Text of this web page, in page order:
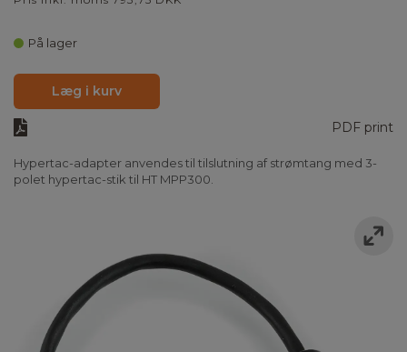
På lager
Læg i kurv
PDF print
Hypertac-adapter anvendes til tilslutning af strømtang med 3-
polet hypertac-stik til HT MPP300.